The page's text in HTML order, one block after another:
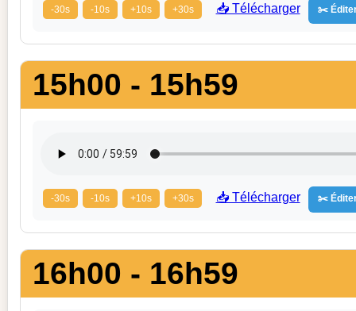
-30s -10s +10s +30s 📥 Télécharger ✂️
15h00 - 15h59
-30s -10s +10s +30s 📥 Télécharger ✂️
16h00 - 16h59